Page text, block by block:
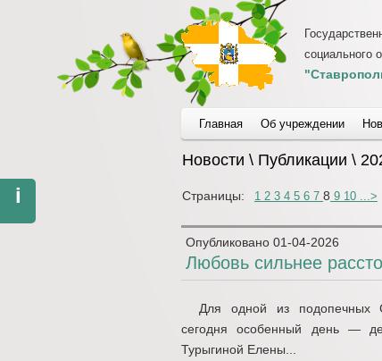
социального
i
Главная Об учреждении
Новости \ Публикации \
Страницы: 1 2 3 4 5 6 7 8 9 10 ...>
Опубликовано 01-04-2026
Любовь сильнее
Для одной из подопечных
сегодня особенный день —
Турыгиной Елены...